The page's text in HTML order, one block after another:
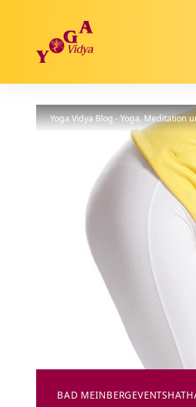
Yoga Vidya Blog - Yoga, Meditation
BAD MEINBERGEVENTS